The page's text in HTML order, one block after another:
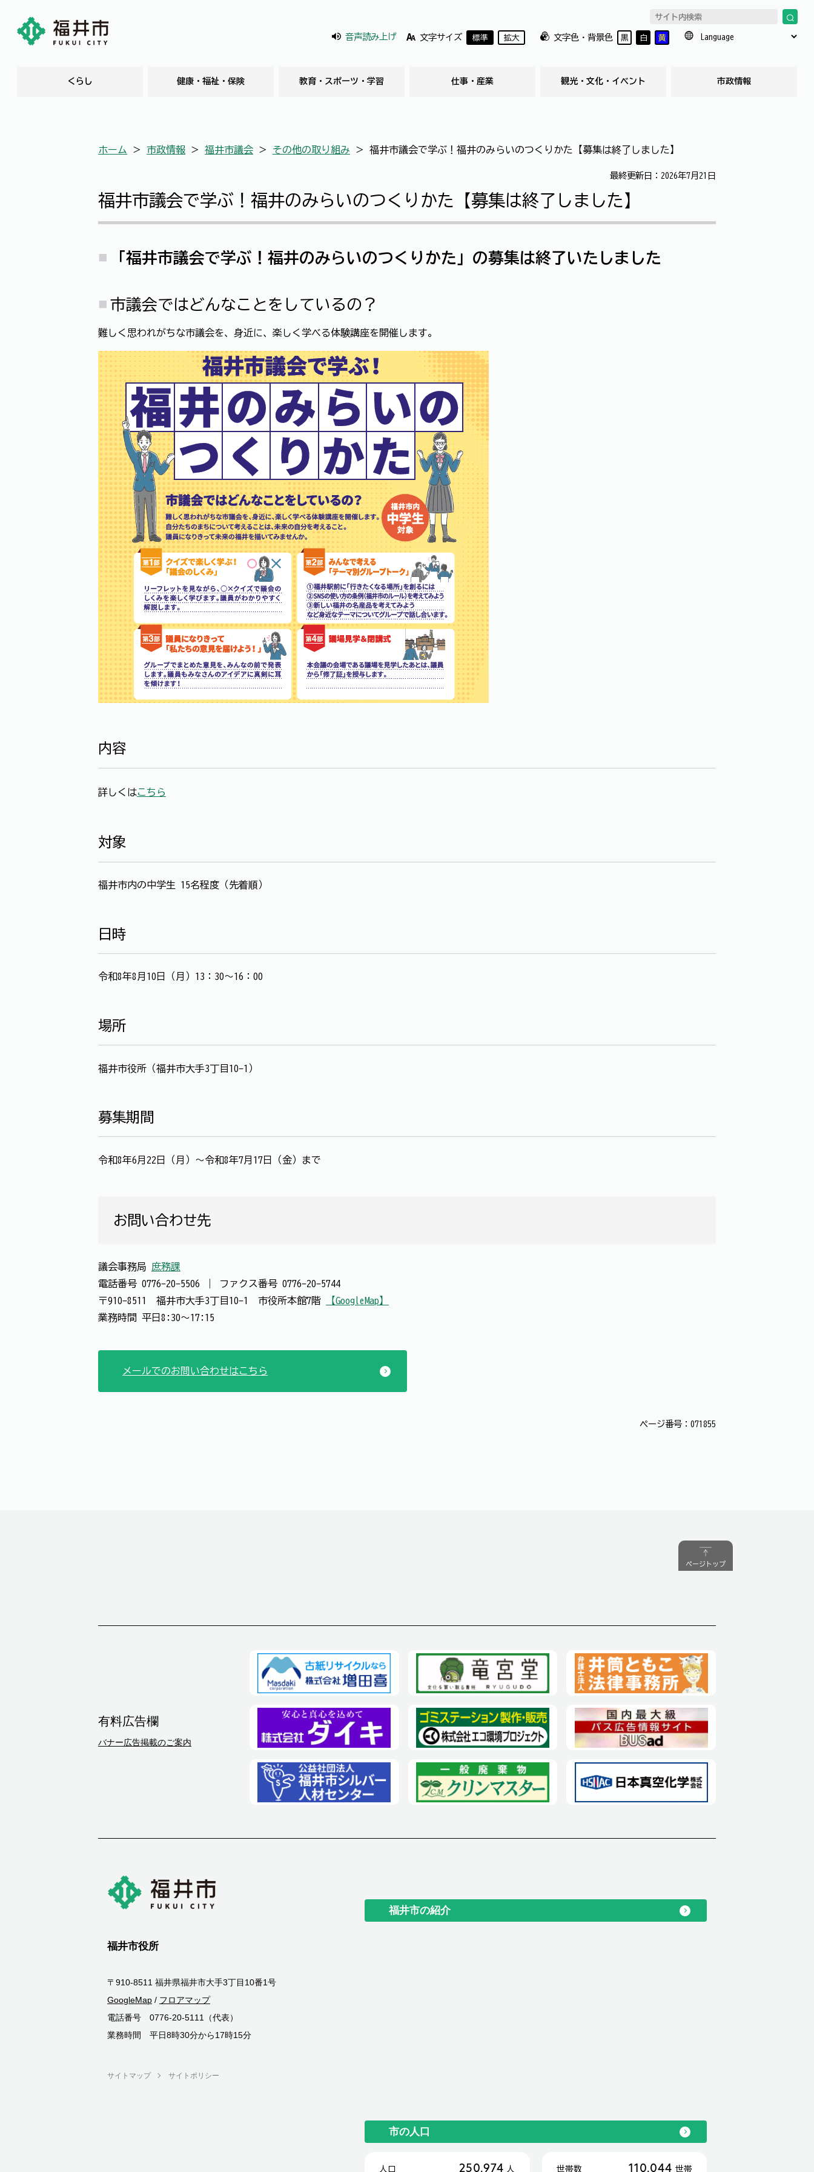
音声読み上げ 文字サイズ 標準 拡大 文字色・背景色 黒 白 黄
くらし 健康・福祉・保険 教育・スポーツ・学習 仕事・産業 観光・文化・イベント 市政情報
ホーム ＞ 市政情報 ＞ 福井市議会 ＞ その他の取り組み ＞ 福井市議会で学ぶ！福井のみらいのつくりかた【募集は終了しました】
最終更新日：2026年7月21日
福井市議会で学ぶ！福井のみらいのつくりかた【募集は終了しました】
「福井市議会で学ぶ！福井のみらいのつくりかた」の募集は終了いたしました
市議会ではどんなことをしているの？
難しく思われがちな市議会を、身近に、楽しく学べる体験講座を開催します。
内容
詳しくはこちら
対象
福井市内の中学生 15名程度（先着順）
日時
令和8年8月10日（月）13：30～16：00
場所
福井市役所（福井市大手3丁目10-1）
募集期間
令和8年6月22日（月）～令和8年7月17日（金）まで
お問い合わせ先
議会事務局 庶務課
電話番号 0776-20-5506 ファクス番号 0776-20-5744
〒910-8511 福井市大手3丁目10-1 市役所本館7階
【GoogleMap】
業務時間 平日8:30～17:15
メールでのお問い合わせはこちら
ページ番号：071855
有料広告欄
バナー広告掲載のご案内
ページトップ
福井市役所
〒910-8511 福井県福井市大手3丁目10番1号
GoogleMap / フロアマップ
電話番号 0776-20-5111（代表）
業務時間 平日8時30分から17時15分
サイトマップ サイトポリシー
福井市の紹介
市の人口
人口 250,974 人 世帯数 110,044 世帯